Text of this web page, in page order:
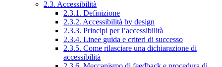
2.3. Accessibilità
2.3.1. Definizione
2.3.2. Accessibilità by design
2.3.3. Principi per l’accessibilità
2.3.4. Linee guida e criteri di successo
2.3.5. Come rilasciare una dichiarazione di
accessibilità